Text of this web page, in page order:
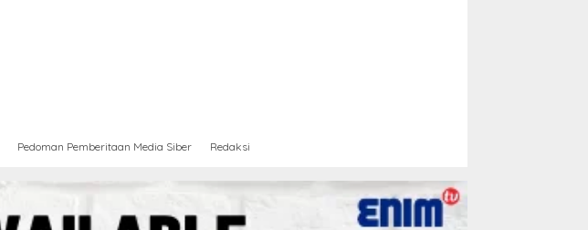
Pedoman Pemberitaan Media Siber Redaksi